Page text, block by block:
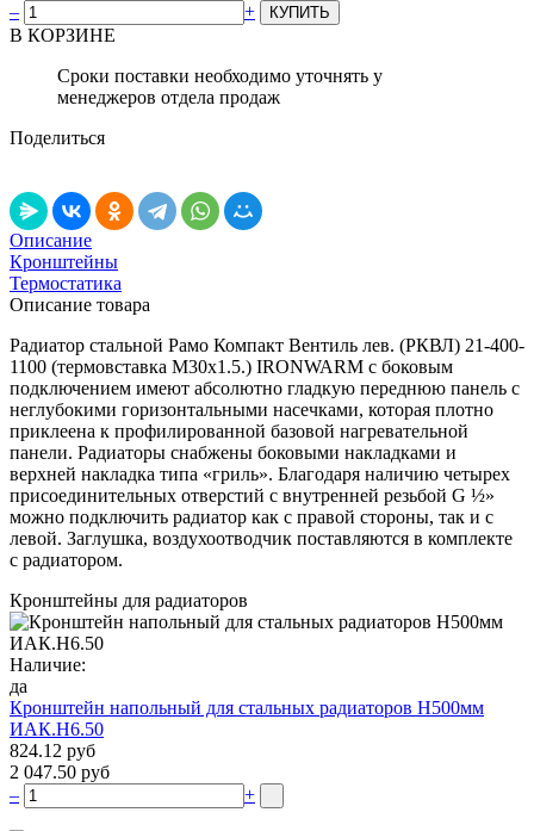
–
+
В КОРЗИНЕ
Сроки поставки необходимо уточнять у
менеджеров отдела продаж
Поделиться
Описание
Кронштейны
Термостатика
Описание товара
Радиатор стальной Рамо Компакт Вентиль лев. (РКВЛ) 21-400-
1100 (термовставка М30х1.5.) IRONWARM с боковым
подключением имеют абсолютно гладкую переднюю панель с
неглубокими горизонтальными насечками, которая плотно
приклеена к профилированной базовой нагревательной
панели. Радиаторы снабжены боковыми накладками и
верхней накладка типа «гриль». Благодаря наличию четырех
присоединительных отверстий с внутренней резьбой G ½»
можно подключить радиатор как с правой стороны, так и с
левой. Заглушка, воздухоотводчик поставляются в комплекте
с радиатором.
Кронштейны для радиаторов
Наличие:
да
Кронштейн напольный для стальных радиаторов Н500мм
ИАК.Н6.50
824.12 руб
2 047.50 руб
–
+